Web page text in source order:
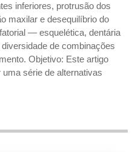
inferiores, protrusão dos
maxilar e desequilíbrio do
— esquelética, dentária
de combinações
Objetivo: Este artigo
série de alternativas